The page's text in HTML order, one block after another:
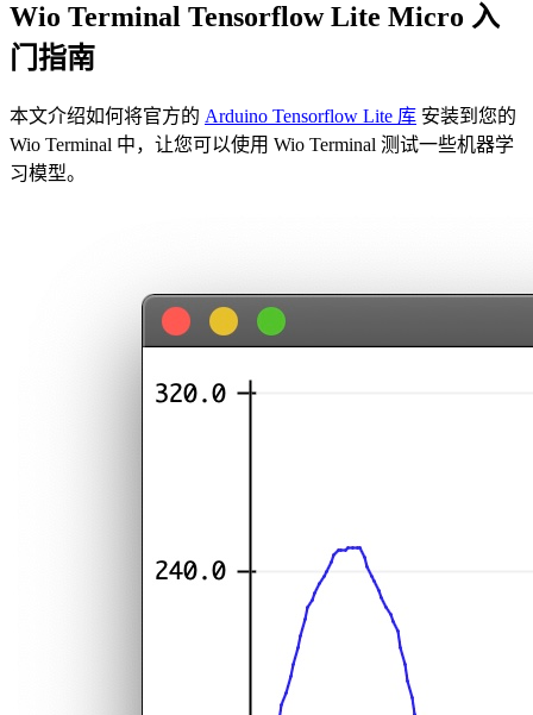
Wio Terminal Tensorflow Lite Micro 入
门指南
本文介绍如何将官方的 Arduino Tensorflow Lite 库 安装到您的
Wio Terminal 中，让您可以使用 Wio Terminal 测试一些机器学
习模型。